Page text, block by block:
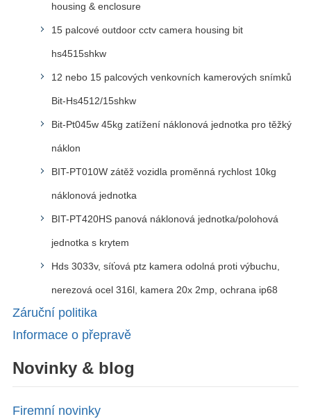
housing & enclosure
15 palcové outdoor cctv camera housing bit
hs4515shkw
12 nebo 15 palcových venkovních kamerových snímků
Bit-Hs4512/15shkw
Bit-Pt045w 45kg zatížení náklonová jednotka pro těžký
náklon
BIT-PT010W zátěž vozidla proměnná rychlost 10kg
náklonová jednotka
BIT-PT420HS panová náklonová jednotka/polohová
jednotka s krytem
Hds 3033v, síťová ptz kamera odolná proti výbuchu,
nerezová ocel 316l, kamera 20x 2mp, ochrana ip68
Záruční politika
Informace o přepravě
Novinky & blog
Firemní novinky